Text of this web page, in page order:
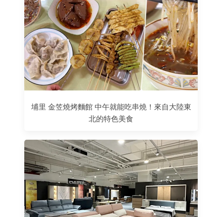
埔里 金笠燒烤麵館 中午就能吃串燒！來自大陸東
北的特色美食